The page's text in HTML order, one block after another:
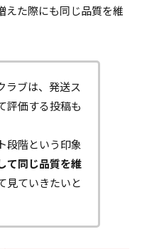
えた際にも同じ品質を維
ラブは、発送ス
評価する投稿も
段階という印象
て同じ品質を維
見ていきたいと